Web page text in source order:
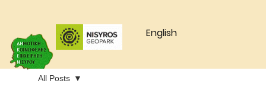
English
All Posts